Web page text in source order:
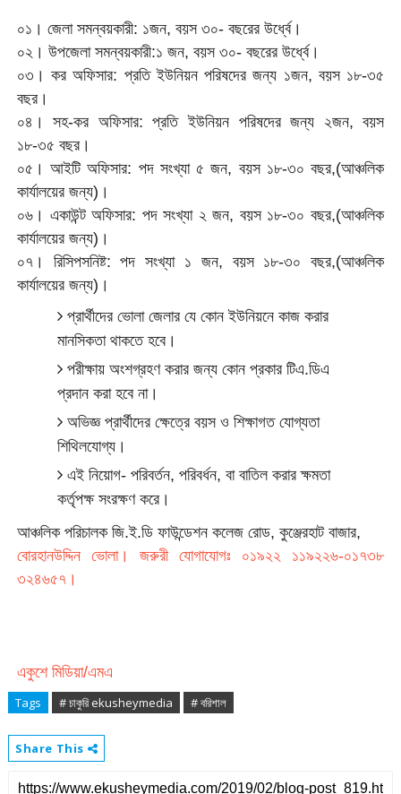
০১। জেলা সমন্বয়কারী: ১জন, বয়স ৩০- বছরের উর্ধ্বে।
০২। উপজেলা সমন্বয়কারী:১ জন, বয়স ৩০- বছরের উর্ধ্বে।
০৩। কর অফিসার: প্রতি ইউনিয়ন পরিষদের জন্য ১জন, বয়স ১৮-৩৫
বছর।
০৪। সহ-কর অফিসার: প্রতি ইউনিয়ন পরিষদের জন্য ২জন, বয়স
১৮-৩৫ বছর।
০৫। আইটি অফিসার: পদ সংখ্যা ৫ জন, বয়স ১৮-৩০ বছর,(আঞ্চলিক
কার্যালয়ের জন্য)।
০৬। একাউন্ট অফিসার: পদ সংখ্যা ২ জন, বয়স ১৮-৩০ বছর,(আঞ্চলিক
কার্যালয়ের জন্য)।
০৭। রিসিপসনিষ্ট: পদ সংখ্যা ১ জন, বয়স ১৮-৩০ বছর,(আঞ্চলিক
কার্যালয়ের জন্য)।
প্রার্থীদের ভোলা জেলার যে কোন ইউনিয়নে কাজ করার
মানসিকতা থাকতে হবে।
পরীক্ষায় অংশগ্রহণ করার জন্য কোন প্রকার টিএ.ডিএ
প্রদান করা হবে না।
অভিজ্ঞ প্রার্থীদের ক্ষেত্রে বয়স ও শিক্ষাগত যোগ্যতা
শিথিলযোগ্য।
এই নিয়োগ- পরিবর্তন, পরিবর্ধন, বা বাতিল করার ক্ষমতা
কর্তৃপক্ষ সংরক্ষণ করে।
আঞ্চলিক পরিচালক জি.ই.ডি ফাউন্ডেশন কলেজ রোড, কুঞ্জেরহাট বাজার,
বোরহানউদ্দিন ভোলা। জরুরী যোগাযোগঃ ০১৯২২ ১১৯২২৬-০১৭৩৮
৩২৪৬৫৭।
একুশে মিডিয়া/এমএ
Tags # চাকুরি ekusheymedia # বরিশাল
Share This